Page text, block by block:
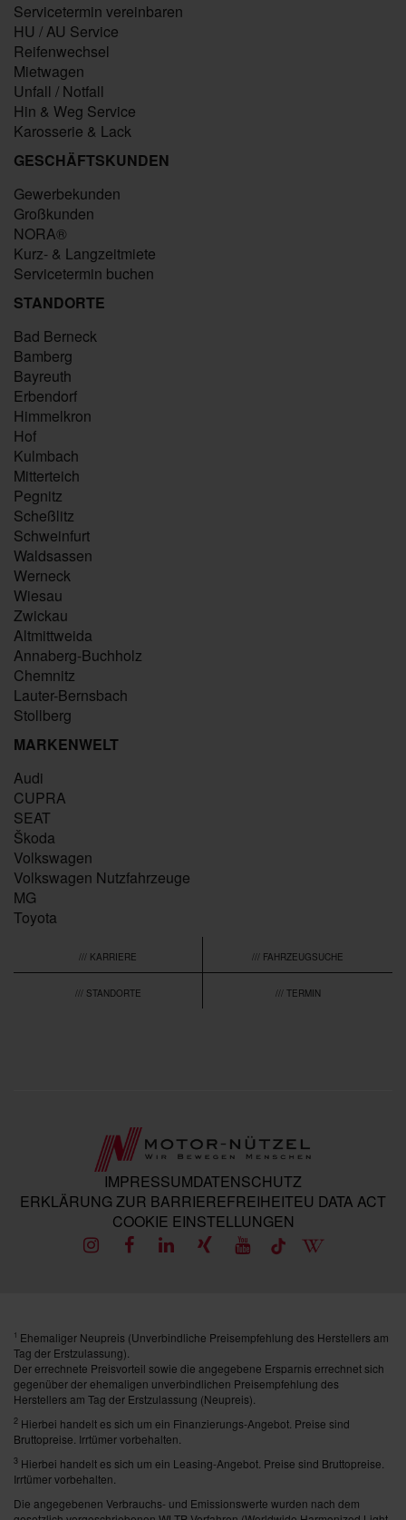
Servicetermin vereinbaren
HU / AU Service
Reifenwechsel
Mietwagen
Unfall / Notfall
Hin & Weg Service
Karosserie & Lack
GESCHÄFTSKUNDEN
Gewerbekunden
Großkunden
NORA®
Kurz- & Langzeitmiete
Servicetermin buchen
STANDORTE
Bad Berneck
Bamberg
Bayreuth
Erbendorf
Himmelkron
Hof
Kulmbach
Mitterteich
Pegnitz
Scheßlitz
Schweinfurt
Waldsassen
Werneck
Wiesau
Zwickau
Altmittweida
Annaberg-Buchholz
Chemnitz
Lauter-Bernsbach
Stollberg
MARKENWELT
Audi
CUPRA
SEAT
Škoda
Volkswagen
Volkswagen Nutzfahrzeuge
MG
Toyota
/// KARRIERE /// FAHRZEUGSUCHE
/// STANDORTE /// TERMIN
IMPRESSUMDATENSCHUTZ
ERKLÄRUNG ZUR BARRIEREFREIHEITEU DATA ACT
COOKIE EINSTELLUNGEN
1 Ehemaliger Neupreis (Unverbindliche Preisempfehlung des Herstellers am
Tag der Erstzulassung).
Der errechnete Preisvorteil sowie die angegebene Ersparnis errechnet sich
gegenüber der ehemaligen unverbindlichen Preisempfehlung des
Herstellers am Tag der Erstzulassung (Neupreis).
2 Hierbei handelt es sich um ein Finanzierungs-Angebot. Preise sind
Bruttopreise. Irrtümer vorbehalten.
3 Hierbei handelt es sich um ein Leasing-Angebot. Preise sind Bruttopreise.
Irrtümer vorbehalten.
Die angegebenen Verbrauchs- und Emissionswerte wurden nach dem